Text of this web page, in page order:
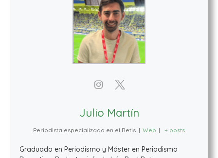
Julio Martín
Periodista especializado en el Betis | Web | + posts
Graduado en Periodismo y Máster en Periodismo